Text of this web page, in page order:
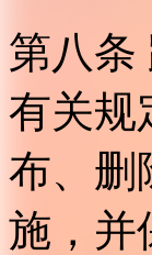
第八条
有关规
布、删
施，并